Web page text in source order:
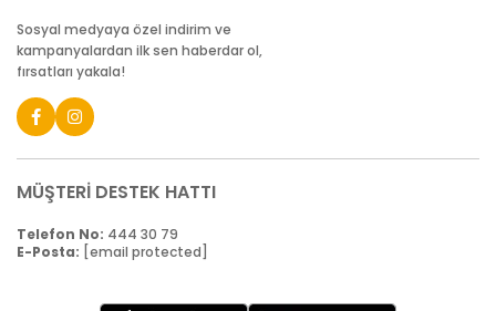
Sosyal medyaya özel indirim ve
kampanyalardan ilk sen haberdar ol,
fırsatları yakala!
MÜŞTERİ DESTEK HATTI
Telefon No: 444 30 79
E-Posta: [email protected]